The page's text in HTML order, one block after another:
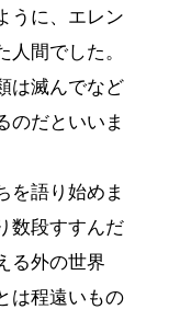
うに、エレン
間でした。
は滅んでなど
のだといいま
を語り始めま
数段すすんだ
る外の世界
は程遠いもの